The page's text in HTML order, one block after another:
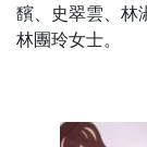
馪、史翠雲、林
林團玲女士。